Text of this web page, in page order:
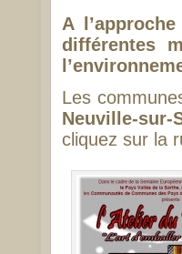
A
différentes
Les
Neuville-sur-
cliquez sur la